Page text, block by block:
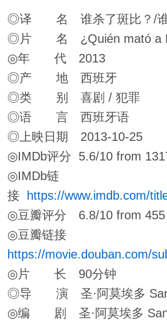
◎译 名 谁杀了斑比？/谁
◎片 名 ¿Quién mató a
◎年 代 2013
◎产 地 西班牙
◎类 别 喜剧 / 犯罪
◎语 言 西班牙语
◎上映日期 2013-10-25
◎IMDb评分 5.6/10 from
◎IMDb链
接
https://www.imdb.com/
◎豆瓣评分 6.8/10 from 455
◎豆瓣链接
https://movie.douban.com/
◎片 长 90分钟
◎导 演 圣·阿莫埃多
◎编 剧 圣·阿莫埃多